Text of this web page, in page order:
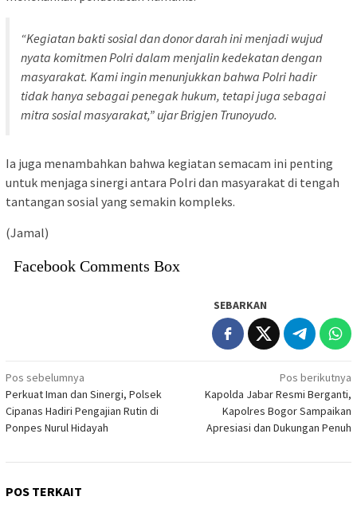
“Kegiatan bakti sosial dan donor darah ini menjadi wujud
nyata komitmen Polri dalam menjalin kedekatan dengan
masyarakat. Kami ingin menunjukkan bahwa Polri hadir
tidak hanya sebagai penegak hukum, tetapi juga sebagai
mitra sosial masyarakat,” ujar Brigjen Trunoyudo.
Ia juga menambahkan bahwa kegiatan semacam ini penting
untuk menjaga sinergi antara Polri dan masyarakat di tengah
tantangan sosial yang semakin kompleks.
(Jamal)
Facebook Comments Box
SEBARKAN
Navigasi
pos
Pos sebelumnya
Perkuat Iman dan Sinergi, Polsek
Cipanas Hadiri Pengajian Rutin di
Ponpes Nurul Hidayah
Pos berikutnya
Kapolda Jabar Resmi Berganti,
Kapolres Bogor Sampaikan
Apresiasi dan Dukungan Penuh
POS TERKAIT